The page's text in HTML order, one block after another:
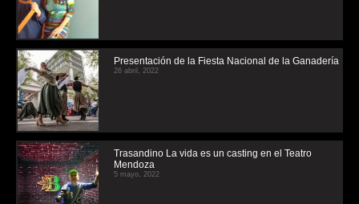
Presentación de la Fiesta Nacional de la Ganadería
26 abril, 2022
Trasandino La vida es un casting en el Teatro
Mendoza
5 mayo, 2022